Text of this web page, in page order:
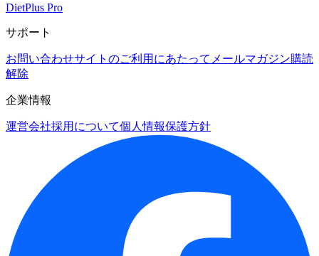
DietPlus Pro
サポート
お問い合わせサイトのご利用にあたって メールマガジン購読
解除
企業情報
運営会社採用について個人情報保護方針